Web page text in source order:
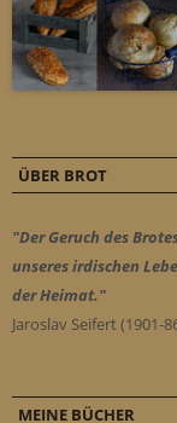
ÜBER BROT
"Der Geruch des
unseres irdischen
der Heimat."
Jaroslav Seifert (1901-
MEINE BÜCHER